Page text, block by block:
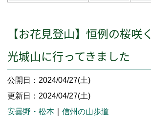
【お花見登山】恒例の桜咲く
光城山に行ってきました
公開日：2024/04/27(土)
更新日：2024/04/27(土)
安曇野・松本
信州の山歩道